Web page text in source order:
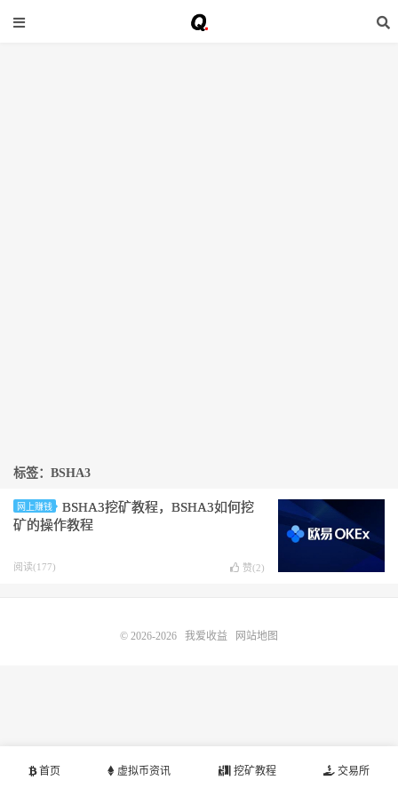
标签：BSHA3
网上赚钱
BSHA3挖矿教程，BSHA3如何挖
矿的操作教程
阅读(177) 赞(2)
首页 虚拟币资讯 挖矿教程 交易所
© 2026-2026 我爱收益 网站地图